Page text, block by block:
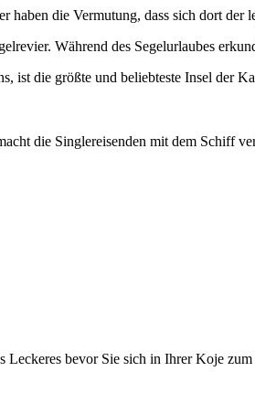
die Vermutung, dass sich dort der
Während des Segelurlaubes
ist die größte und beliebteste Insel der
die Singlereisenden mit dem Schiff
bevor Sie sich in Ihrer Koje